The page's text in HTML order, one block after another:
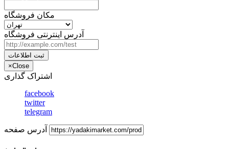
مکان فروشگاه
آدرس اینترنتی فروشگاه
ثبت اطلاعات
×Close
اشتراک گذاری
facebook
twitter
telegram
آدرس صفحه